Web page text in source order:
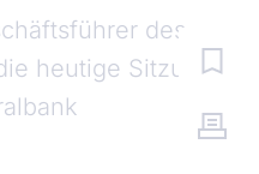
des
heutige Sitzung